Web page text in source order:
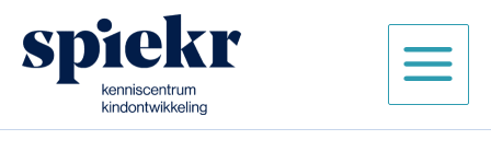
naar